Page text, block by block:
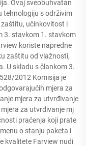
Ovaj sveobuhvatan
tehnologiju s održivim
učinkovitost i
3. stavkom 1. stavkom
koriste napredne
zaštitu od vlažnosti,
U skladu s člankom 3.
2012 Komisija je
mjera za
mjera za utvrđivanje
za utvrđivanje mj
praćenja koji prate
o stanju paketa i
kvalitete Farview nudi